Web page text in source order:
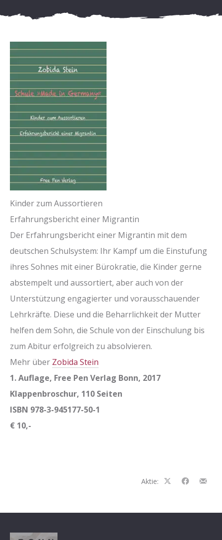
Kinder zum Aussortieren
Erfahrungsbericht einer Migrantin
Der Erfahrungsbericht einer Migrantin mit dem
deutschen Schulsystem: Ihr Kampf um die Einstufung
ihres Sohnes mit einer Bürokratie, die Kinder gerne
abstempelt und aussortiert, aber auch von der
Unterstützung engagierter und vorausschauender
Lehrkräfte. Diese und die Beharrlichkeit der Mutter
helfen dem Sohn, die Schule von der Einschulung bis
zum Abitur erfolgreich zu absolvieren.
Mehr über Zobida Stein
1. Auflage, Free Pen Verlag Bonn, 2017
Klappenbroschur, 110 Seiten
ISBN 978-3-945177-50-1
€ 10,-
Aktie:
Auf
teilen
Auf
teilen
Teilen
E-